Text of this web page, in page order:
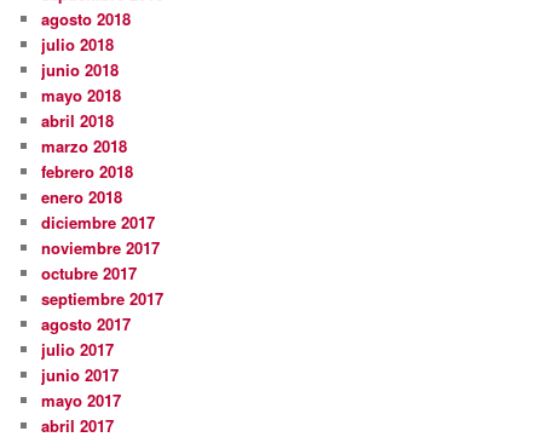
agosto 2018
julio 2018
junio 2018
mayo 2018
abril 2018
marzo 2018
febrero 2018
enero 2018
diciembre 2017
noviembre 2017
octubre 2017
septiembre 2017
agosto 2017
julio 2017
junio 2017
mayo 2017
abril 2017